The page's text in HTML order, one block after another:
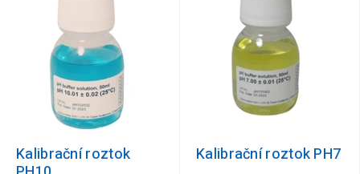
Kalibrační roztok
Kalibrační roztok PH7